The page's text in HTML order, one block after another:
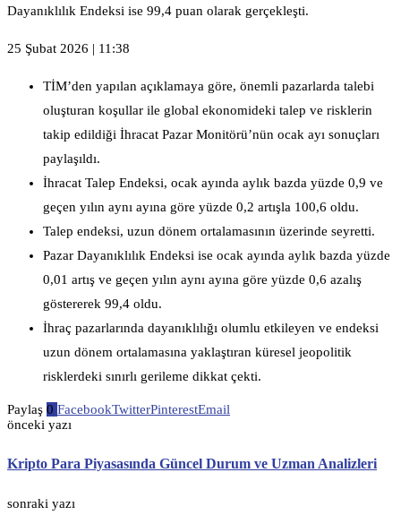
Dayanıklılık Endeksi ise 99,4 puan olarak gerçekleşti.
25 Şubat 2026 | 11:38
TİM’den yapılan açıklamaya göre, önemli pazarlarda talebi
oluşturan koşullar ile global ekonomideki talep ve risklerin
takip edildiği İhracat Pazar Monitörü’nün ocak ayı sonuçları
paylaşıldı.
İhracat Talep Endeksi, ocak ayında aylık bazda yüzde 0,9 ve
geçen yılın aynı ayına göre yüzde 0,2 artışla 100,6 oldu.
Talep endeksi, uzun dönem ortalamasının üzerinde seyretti.
Pazar Dayanıklılık Endeksi ise ocak ayında aylık bazda yüzde
0,01 artış ve geçen yılın aynı ayına göre yüzde 0,6 azalış
göstererek 99,4 oldu.
İhraç pazarlarında dayanıklılığı olumlu etkileyen ve endeksi
uzun dönem ortalamasına yaklaştıran küresel jeopolitik
risklerdeki sınırlı gerileme dikkat çekti.
Paylaş 0 FacebookTwitterPinterestEmail
önceki yazı
Kripto Para Piyasasında Güncel Durum ve Uzman Analizleri
sonraki yazı